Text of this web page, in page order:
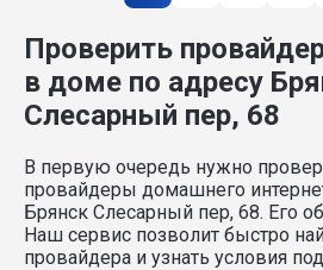
Проверить
в доме по адресу
Слесарный пер, 68
В первую очередь нужно
провайдеры домашнего
Брянск Слесарный пер, 68. Его
Наш сервис позволит быстро
провайдера и узнать условия